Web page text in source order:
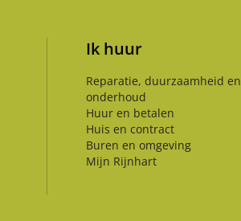
Ik huur
Reparatie, duurzaamheid en
onderhoud
Huur en betalen
Huis en contract
Buren en omgeving
Mijn Rijnhart